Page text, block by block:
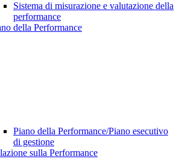
Sistema di misurazione e valutazione della
performance
della Performance
Piano della Performance/Piano esecutivo
di gestione
sulla Performance